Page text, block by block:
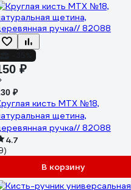
₽
₽
кисть MTX №18,
щетина,
ручка// 82088
4.7
В корзину